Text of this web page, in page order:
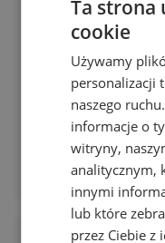
Wprowadzenie
uziemiający
połączeniowych.
zmniejszenia się
redukcji przekroju
doprowadzić do
jest z
połączenia
dowiedz się więcej
Ta strona
cookie
Używamy
personalizacji
naszego
informacje o
witryny,
analitycznym,
innymi
lub które
przez Ciebie z